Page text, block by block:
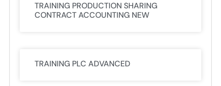
TRAINING PRODUCTION SHARING
CONTRACT ACCOUNTING NEW
TRAINING PLC ADVANCED